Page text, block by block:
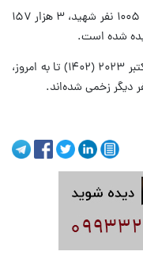
از ابتدای آتش بس یازدهم اکتبر تا به امروز، ۱۰۰۵ نفر شهید، ۳ هزار ۱۵۷
با احتساب شهدای جدید و از ابتدای هفتم اکتبر ۲۰۲۳ (۱۴۰۲) تا به امروز،